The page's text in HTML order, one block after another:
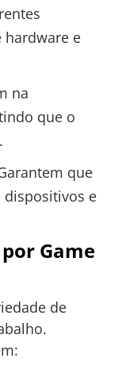
hardware e
na
que o
que
e
Game
de